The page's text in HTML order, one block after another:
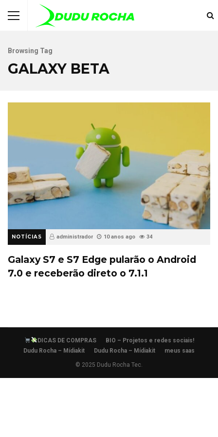
Browsing Tag
GALAXY BETA
NOTÍCIAS administrador 10 anos ago 34
Galaxy S7 e S7 Edge pularão o Android
7.0 e receberão direto o 7.1.1
DICAS DE COMPRAS
BIO – Projetos e redes sociais!
Dudu Rocha – Mídiakit
Dudu Rocha – Mídiakit meus saas
© 2025 Dudu Rocha Tec.